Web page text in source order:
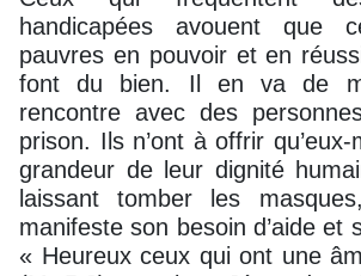
handicapées avouent que
pauvres en pouvoir et en
font du bien. Il en va de
rencontre avec des
prison. Ils n’ont à offrir
grandeur de leur dignité
laissant tomber les
manifeste son besoin d’aide et
« Heureux ceux qui ont une